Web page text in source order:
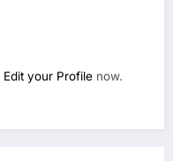
Edit your Profile now.